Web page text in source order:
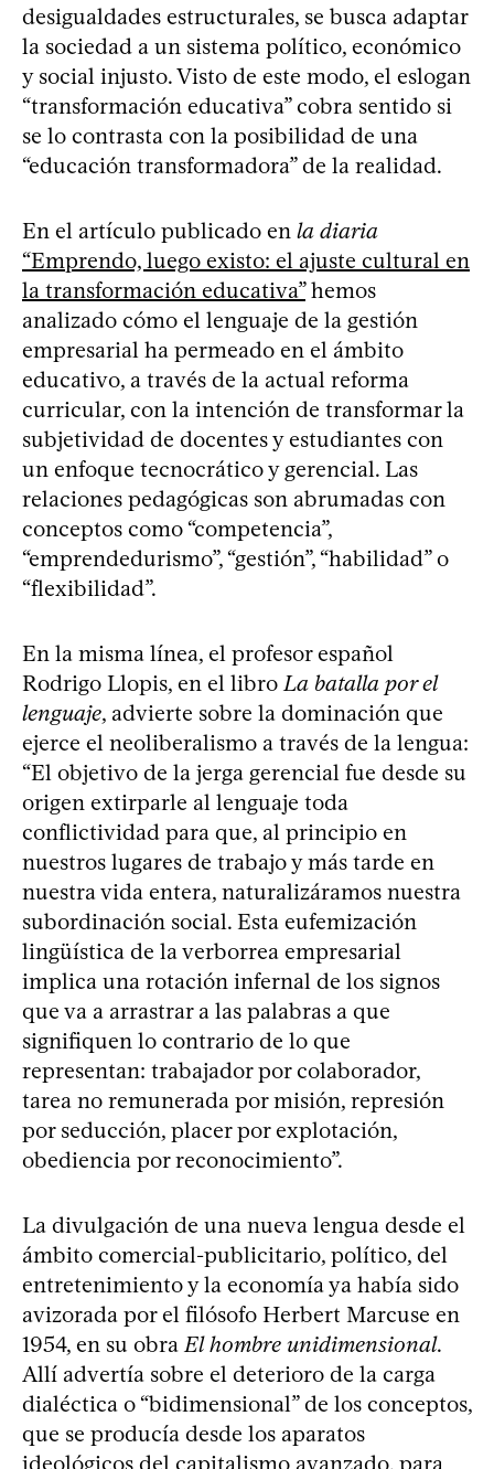
desigualdades estructurales, se busca adaptar
la sociedad a un sistema político, económico
y social injusto. Visto de este modo, el eslogan
“transformación educativa” cobra sentido si
se lo contrasta con la posibilidad de una
“educación transformadora” de la realidad.
En el artículo publicado en la diaria
“Emprendo, luego existo: el ajuste cultural en
la transformación educativa”hemos
analizado cómo el lenguaje de la gestión
empresarial ha permeado en el ámbito
educativo, a través de la actual reforma
curricular, con la intención de transformar la
subjetividad de docentes y estudiantes con
un enfoque tecnocrático y gerencial. Las
relaciones pedagógicas son abrumadas con
conceptos como “competencia”,
“emprendedurismo”, “gestión”, “habilidad” o
“flexibilidad”.
En la misma línea, el profesor español
Rodrigo Llopis, en el libroLa batalla por el
lenguaje, advierte sobre la dominación que
ejerce el neoliberalismo a través de la lengua:
“El objetivo de la jerga gerencial fue desde su
origen extirparle al lenguaje toda
conflictividad para que, al principio en
nuestros lugares de trabajo y más tarde en
nuestra vida entera, naturalizáramos nuestra
subordinación social. Esta eufemización
lingüística de la verborrea empresarial
implica una rotación infernal de los signos
que va a arrastrar a las palabras a que
signifiquen lo contrario de lo que
representan: trabajador por colaborador,
tarea no remunerada por misión, represión
por seducción, placer por explotación,
obediencia por reconocimiento”.
La divulgación de una nueva lengua desde el
ámbito comercial-publicitario, político, del
entretenimiento y la economía ya había sido
avizorada por el filósofo Herbert Marcuse en
1954, en su obraEl hombre unidimensional.
Allí advertía sobre el deterioro de la carga
dialéctica o “bidimensional” de los conceptos,
que se producía desde los aparatos
ideológicos del capitalismo avanzado, para